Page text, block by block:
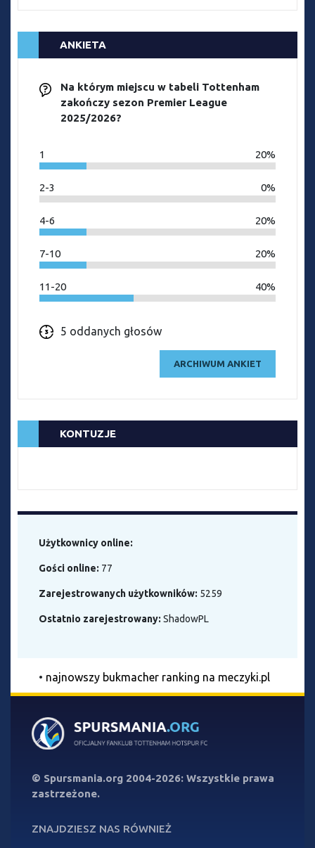
ANKIETA
Na którym miejscu w tabeli Tottenham
zakończy sezon Premier League
2025/2026?
1 20%
2-3 0%
4-6 20%
7-10 20%
11-20 40%
5 oddanych głosów
ARCHIWUM ANKIET
KONTUZJE
Użytkownicy online:
Gości online: 77
Zarejestrowanych użytkowników: 5259
Ostatnio zarejestrowany: ShadowPL
• najnowszy bukmacher ranking na meczyki.pl
© Spursmania.org 2004-2026: Wszystkie prawa
zastrzeżone.
ZNAJDZIESZ NAS RÓWNIEŻ